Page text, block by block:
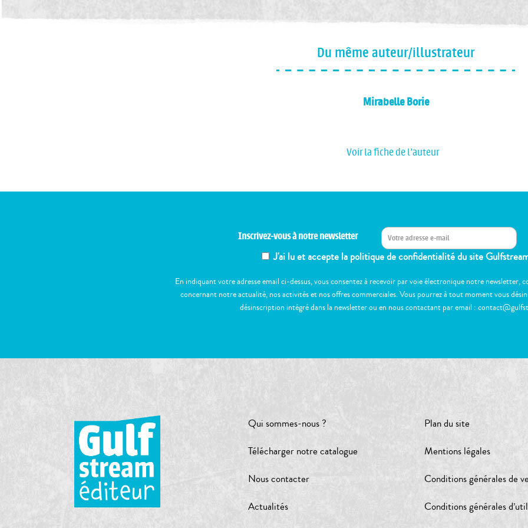
Du même auteur/illustrateur
Mirabelle Borie
Voir la fiche de l'auteur
Inscrivez-vous à notre newsletter
J'ai lu et accepte la politique de confidentialité du site
En indiquant votre adresse email ci-dessus, vous consentez à recevoir par voie électronique notre
concernant notre actualité, nos activités et nos offres commerciales. Vous pourrez à tout moment vous
désinscription intégré dans la newsletter ou en nous contactant par email :
Qui sommes-nous ?
Télécharger notre catalogue
Nous contacter
Actualités
Plan du site
Mentions légales
Conditions générales de
Conditions générales